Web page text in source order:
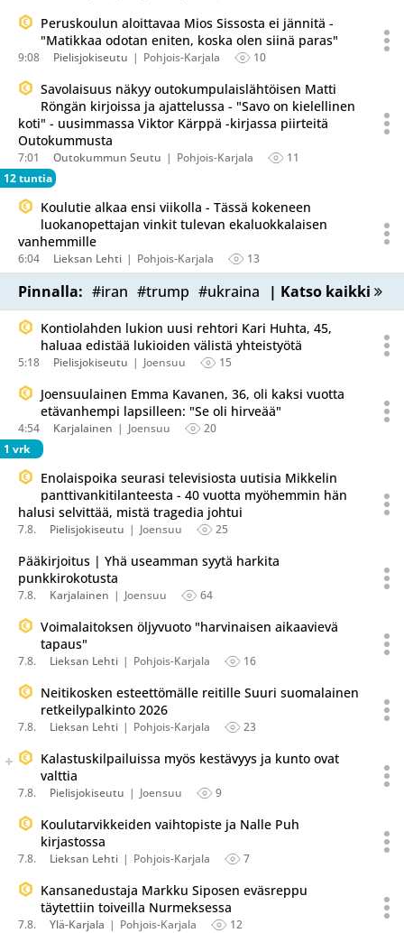
Peruskoulun aloittavaa Mios Sissosta ei jännitä -
"Matikkaa odotan eniten, koska olen siinä paras"
9:08 Pielisjokiseutu Pohjois-Karjala 10
Savolaisuus näkyy outokumpulaislähtöisen Matti
Röngän kirjoissa ja ajattelussa - "Savo on kielellinen
koti" - uusimmassa Viktor Kärppä -kirjassa piirteitä
Outokummusta
7:01 Outokummun Seutu Pohjois-Karjala
11
12 tuntia
Koulutie alkaa ensi viikolla - Tässä kokeneen
luokanopettajan vinkit tulevan ekaluokkalaisen
vanhemmille
6:04 Lieksan Lehti Pohjois-Karjala 13
Pinnalla: #iran #trump #ukraina | Katso kaikki
Kontiolahden lukion uusi rehtori Kari Huhta, 45,
haluaa edistää lukioiden välistä yhteistyötä
5:18 Pielisjokiseutu Joensuu 15
Joensuulainen Emma Kavanen, 36, oli kaksi vuotta
etävanhempi lapsilleen: "Se oli hirveää"
4:54 Karjalainen Joensuu
20
1 vrk
Enolaispoika seurasi televisiosta uutisia Mikkelin
panttivankitilanteesta - 40 vuotta myöhemmin hän
halusi selvittää, mistä tragedia johtui
7.8. Pielisjokiseutu Joensuu 25
Pääkirjoitus | Yhä useamman syytä harkita
punkkirokotusta
7.8. Karjalainen Joensuu 64
Voimalaitoksen öljyvuoto "harvinaisen aikaavievä
tapaus"
7.8. Lieksan Lehti Pohjois-Karjala 16
Neitikosken esteettömälle reitille Suuri suomalainen
retkeilypalkinto 2026
7.8. Lieksan Lehti Pohjois-Karjala 23
Seuraava uutinen on julkaistu useassa eri lähteessä.
Listaa uutisen kaikki versiot
Kalastuskilpailuissa myös kestävyys ja kunto ovat
valttia
7.8. Pielisjokiseutu Joensuu 9
Koulutarvikkeiden vaihtopiste ja Nalle Puh
kirjastossa
7.8. Lieksan Lehti Pohjois-Karjala 7
Kansanedustaja Markku Siposen eväsreppu
täytettiin toiveilla Nurmeksessa
7.8. Ylä-Karjala Pohjois-Karjala 12